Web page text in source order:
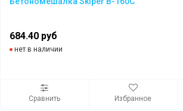
684.40 руб
нет в наличии
Сравнить Избранное